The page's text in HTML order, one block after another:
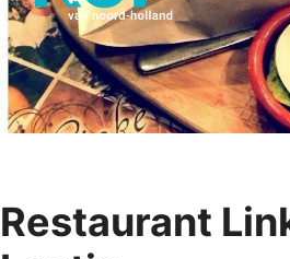
Restaurant